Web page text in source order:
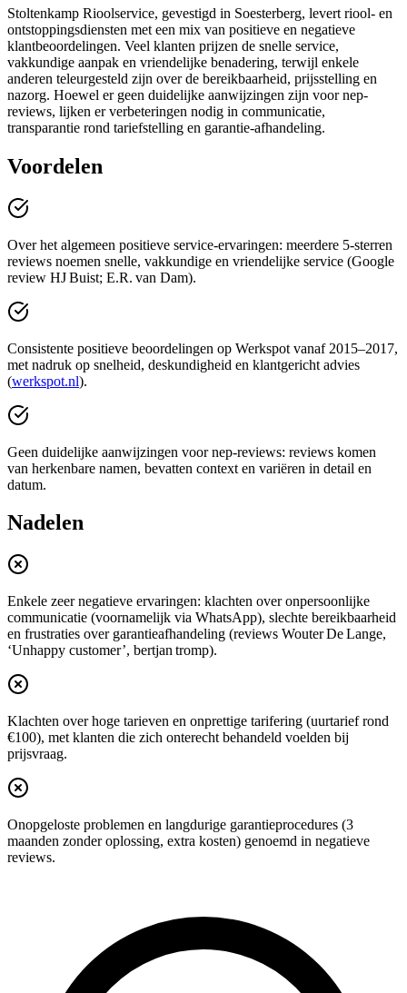
Stoltenkamp Rioolservice, gevestigd in Soesterberg, levert riool- en
ontstoppingsdiensten met een mix van positieve en negatieve
klantbeoordelingen. Veel klanten prijzen de snelle service,
vakkundige aanpak en vriendelijke benadering, terwijl enkele
anderen teleurgesteld zijn over de bereikbaarheid, prijsstelling en
nazorg. Hoewel er geen duidelijke aanwijzingen zijn voor nep-
reviews, lijken er verbeteringen nodig in communicatie,
transparantie rond tariefstelling en garantie-afhandeling.
Voordelen
Over het algemeen positieve service-ervaringen: meerdere 5-sterren
reviews noemen snelle, vakkundige en vriendelijke service (Google
review HJ Buist; E.R. van Dam).
Consistente positieve beoordelingen op Werkspot vanaf 2015–2017,
met nadruk op snelheid, deskundigheid en klantgericht advies
(werkspot.nl).
Geen duidelijke aanwijzingen voor nep-reviews: reviews komen
van herkenbare namen, bevatten context en variëren in detail en
datum.
Nadelen
Enkele zeer negatieve ervaringen: klachten over onpersoonlijke
communicatie (voornamelijk via WhatsApp), slechte bereikbaarheid
en frustraties over garantieafhandeling (reviews Wouter De Lange,
‘Unhappy customer’, bertjan tromp).
Klachten over hoge tarieven en onprettige tarifering (uurtarief rond
€100), met klanten die zich onterecht behandeld voelden bij
prijsvraag.
Onopgeloste problemen en langdurige garantieprocedures (3
maanden zonder oplossing, extra kosten) genoemd in negatieve
reviews.